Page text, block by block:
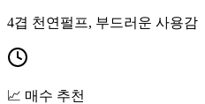
4겹 천연펄프, 부드러운 사용감
📈 매수 추천